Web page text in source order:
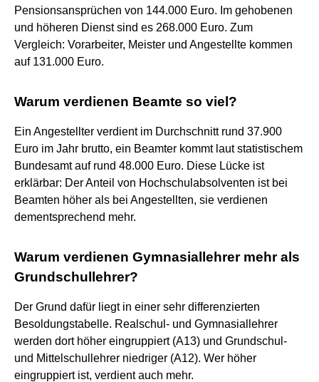
Pensionsansprüchen von 144.000 Euro. Im gehobenen
und höheren Dienst sind es 268.000 Euro. Zum
Vergleich: Vorarbeiter, Meister und Angestellte kommen
auf 131.000 Euro.
Warum verdienen Beamte so viel?
Ein Angestellter verdient im Durchschnitt rund 37.900
Euro im Jahr brutto, ein Beamter kommt laut statistischem
Bundesamt auf rund 48.000 Euro. Diese Lücke ist
erklärbar: Der Anteil von Hochschulabsolventen ist bei
Beamten höher als bei Angestellten, sie verdienen
dementsprechend mehr.
Warum verdienen Gymnasiallehrer mehr als
Grundschullehrer?
Der Grund dafür liegt in einer sehr differenzierten
Besoldungstabelle. Realschul- und Gymnasiallehrer
werden dort höher eingruppiert (A13) und Grundschul-
und Mittelschullehrer niedriger (A12). Wer höher
eingruppiert ist, verdient auch mehr.